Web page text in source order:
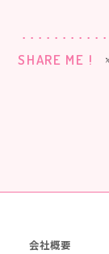
SHARE ME !
会社概要